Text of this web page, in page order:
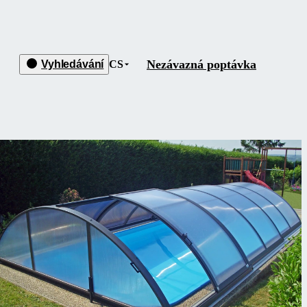
Vyhledávání CS Nezávazná poptávka